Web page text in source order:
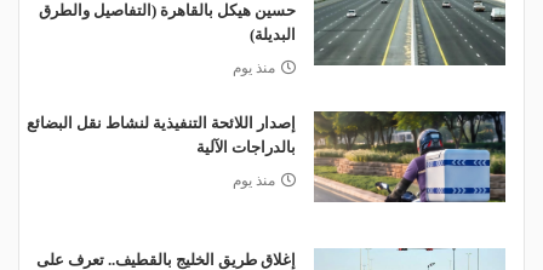
حسين هيكل بالقاهرة (التفاصيل والطرق
البديلة)
منذ يوم
إصدار اللائحة التنفيذية لنشاط نقل البضائع
بالدراجات الآلية
منذ يوم
إغلاق طريق الخليج بالقطيف.. تعرف على